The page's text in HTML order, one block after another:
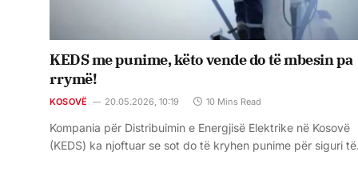
KEDS me punime, këto vende do të mbesin pa
rrymë!
KOSOVË 20.05.2026, 10:19 10 Mins Read
Kompania për Distribuimin e Energjisë Elektrike në Kosovë
(KEDS) ka njoftuar se sot do të kryhen punime për siguri